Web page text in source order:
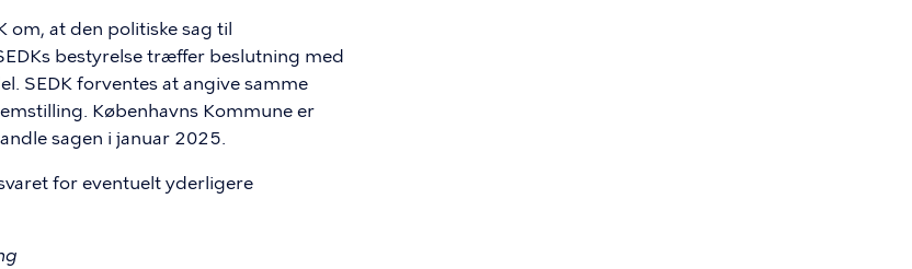
om, at den politiske sag til
bestyrelse træffer beslutning med
SEDK forventes at angive samme
Københavns Kommune er
sagen i januar 2025.
for eventuelt yderligere